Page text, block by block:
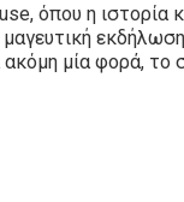
όπου η ιστορία
μία φορά, το